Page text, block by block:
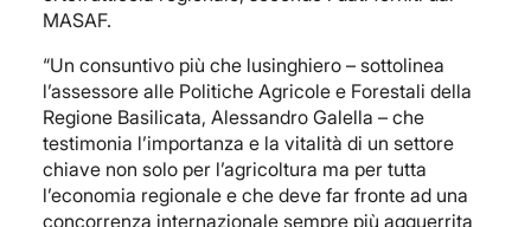
MASAF.
“Un consuntivo più che lusinghiero – sottolinea
l’assessore alle Politiche Agricole e Forestali della
Regione Basilicata, Alessandro Galella – che
testimonia l’importanza e la vitalità di un settore
chiave non solo per l’agricoltura ma per tutta
l’economia regionale e che deve far fronte ad una
concorrenza internazionale sempre più agguerrita